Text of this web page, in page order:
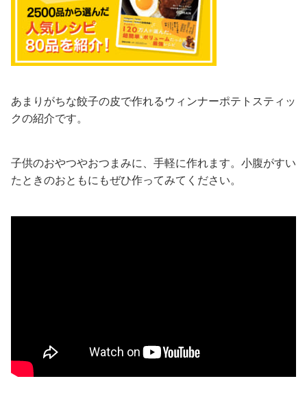
あまりがちな餃子の皮で作れるウィンナーポテトスティッ
クの紹介です。
子供のおやつやおつまみに、手軽に作れます。小腹がすい
たときのおともにもぜひ作ってみてください。